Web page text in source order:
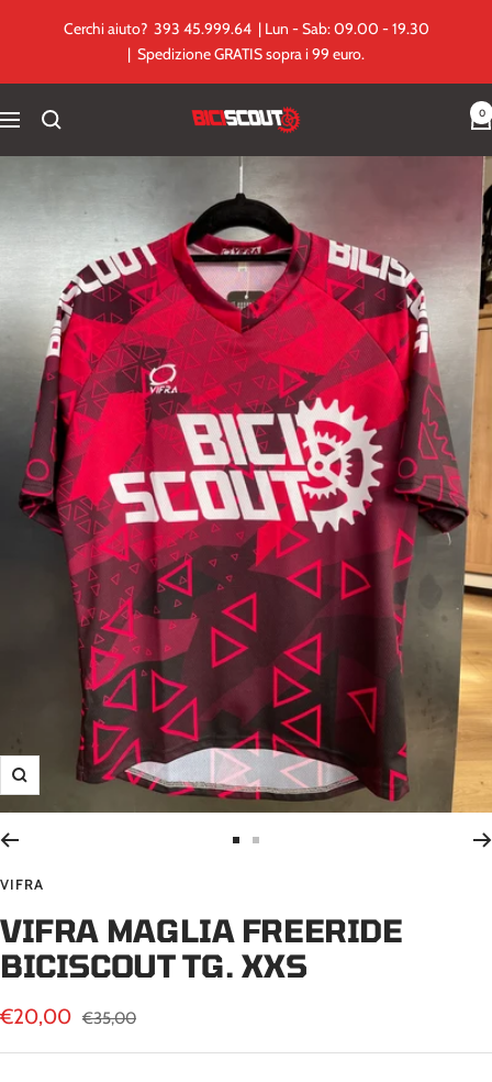
Cerchi aiuto? 393 45.999.64 | Lun - Sab: 09.00 - 19.30
| Spedizione GRATIS sopra i 99 euro.
Navigazione Biciscout.it 0
Ingrandisci
1
2
VIFRA
VIFRA MAGLIA FREERIDE
BICISCOUT TG. XXS
Prezzo
di
€20,00 Prezzo
€35,00